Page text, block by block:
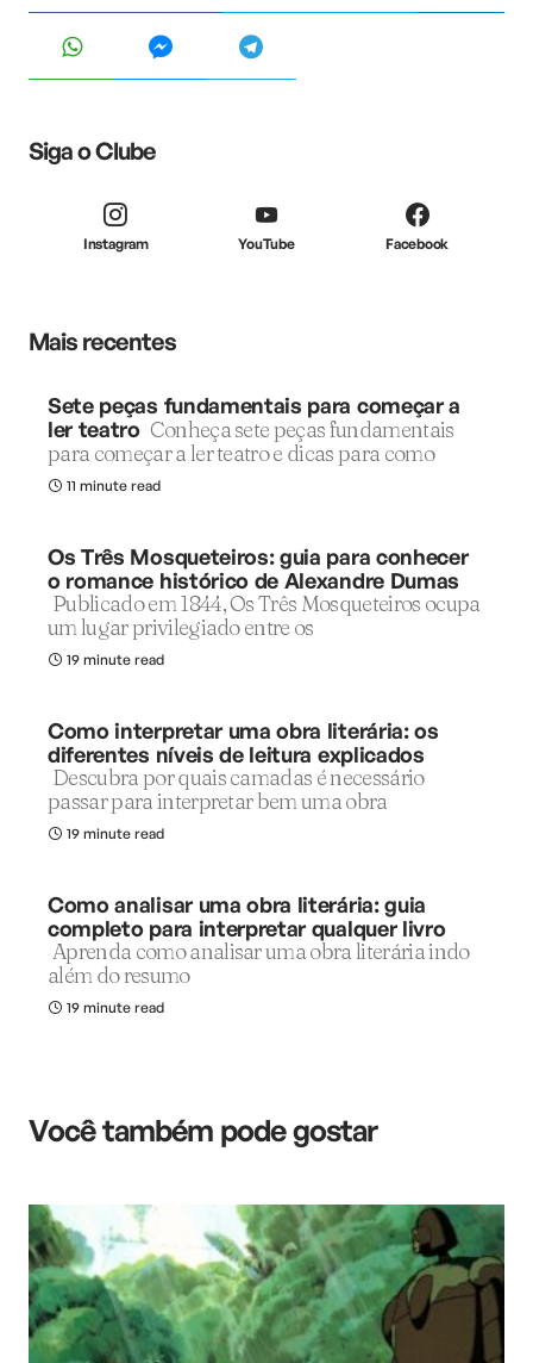
Siga o Clube
Instagram YouTube Facebook
Mais recentes
Sete peças fundamentais para começar a
ler teatro Conheça sete peças fundamentais
para começar a ler teatro e dicas para como
11 minute read
Os Três Mosqueteiros: guia para conhecer
o romance histórico de Alexandre Dumas
Publicado em 1844, Os Três Mosqueteiros ocupa
um lugar privilegiado entre os
19 minute read
Como interpretar uma obra literária: os
diferentes níveis de leitura explicados
Descubra por quais camadas é necessário
passar para interpretar bem uma obra
19 minute read
Como analisar uma obra literária: guia
completo para interpretar qualquer livro
Aprenda como analisar uma obra literária indo
além do resumo
19 minute read
Você também pode gostar